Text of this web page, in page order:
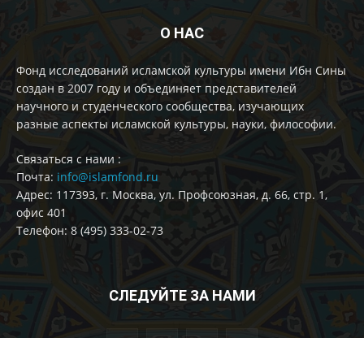
О НАС
Фонд исследований исламской культуры имени Ибн Сины
создан в 2007 году и объединяет представителей
научного и студенческого сообщества, изучающих
разные аспекты исламской культуры, науки, философии.
Cвязаться с нами :
Почта: info@islamfond.ru
Адрес: 117393, г. Москва, ул. Профсоюзная, д. 66, стр. 1,
офис 401
Телефон: 8 (495) 333-02-73
СЛЕДУЙТЕ ЗА НАМИ